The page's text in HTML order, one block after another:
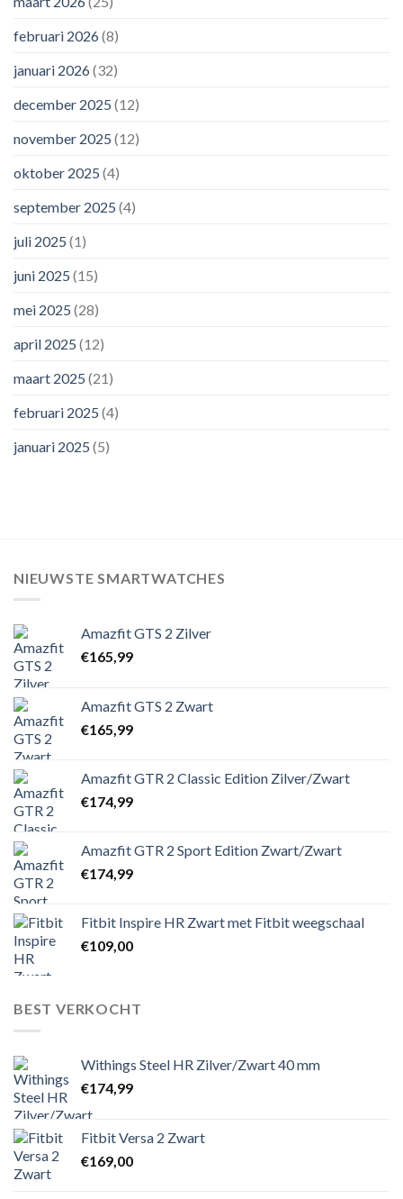
februari 2026(8)
januari 2026(32)
december 2025 (12)
november 2025 (12)
oktober 2025 (4)
september 2025 (4)
juli 2025 (1)
juni 2025 (15)
mei 2025 (28)
april 2025 (12)
maart 2025 (21)
februari 2025 (4)
januari 2025 (5)
NIEUWSTE SMARTWATCHES
Amazfit GTS 2 Zilver
€165,99
Amazfit GTS 2 Zwart
€165,99
Amazfit GTR 2 Classic Edition Zilver/Zwart
€174,99
Amazfit GTR 2 Sport Edition Zwart/Zwart
€174,99
Fitbit Inspire HR Zwart met Fitbit weegschaal
€109,00
BEST VERKOCHT
Withings Steel HR Zilver/Zwart 40 mm
€174,99
Fitbit Versa 2 Zwart
€169,00